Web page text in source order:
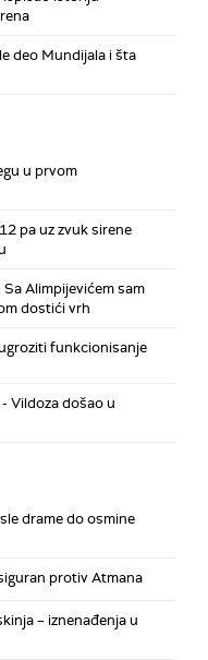
deo Mundijala i šta
u prvom
pa uz zvuk sirene
Alimpijevićem sam
dostići vrh
funkcionisanje
Vildoza došao u
drame do osmine
protiv Atmana
– iznenađenja u